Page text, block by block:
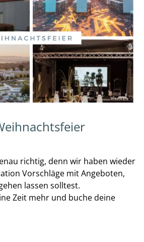
richtig, denn wir haben wieder
Vorschläge mit Angeboten,
lassen solltest.
Zeit mehr und buche deine